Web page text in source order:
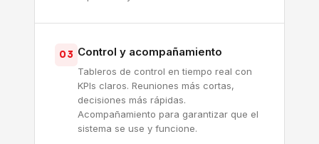
03 Control y acompañamiento
Tableros de control en tiempo real con
KPIs claros. Reuniones más cortas,
decisiones más rápidas.
Acompañamiento para garantizar que el
sistema se use y funcione.